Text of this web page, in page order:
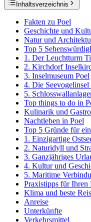
Inhaltsverzeichnis
Fakten zu Poel
Geschichte und
Natur und
Top 5
1. Der Leuchtturm
2. Kirchdorf
3. Inselmuseum Poel
4. Die
5.
Top things to do in
Kulinarik und
Nachtleben in Poel
Top 5 Gründe für
1. Einzigartige
2. Naturidyll und
3. Ganzjähriges
4. Kultur und
5. Maritime
Praxistipps für Ihren
Klima und beste
Anreise
Unterkünfte
Verkehrsmittel